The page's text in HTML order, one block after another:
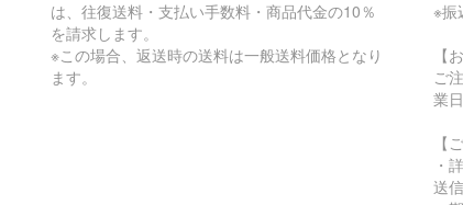
は、往復送料・支払い手数料・商品代金の10％
を請求します。
※この場合、返送時の送料は一般送料価格となり
ます。
※振
【
ご
業
【
・
送